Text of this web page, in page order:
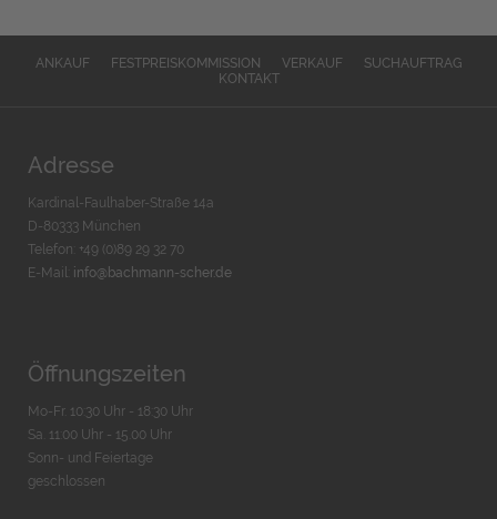
ANKAUF FESTPREISKOMMISSION VERKAUF
SUCHAUFTRAG
KONTAKT
Adresse
Kardinal-Faulhaber-Straße 14a
D-80333 München
Telefon: +49 (0)89 29 32 70
E-Mail: info@bachmann-scher.de
Öffnungszeiten
Mo-Fr. 10:30 Uhr - 18:30 Uhr
Sa. 11:00 Uhr - 15.00 Uhr
Sonn- und Feiertage
geschlossen